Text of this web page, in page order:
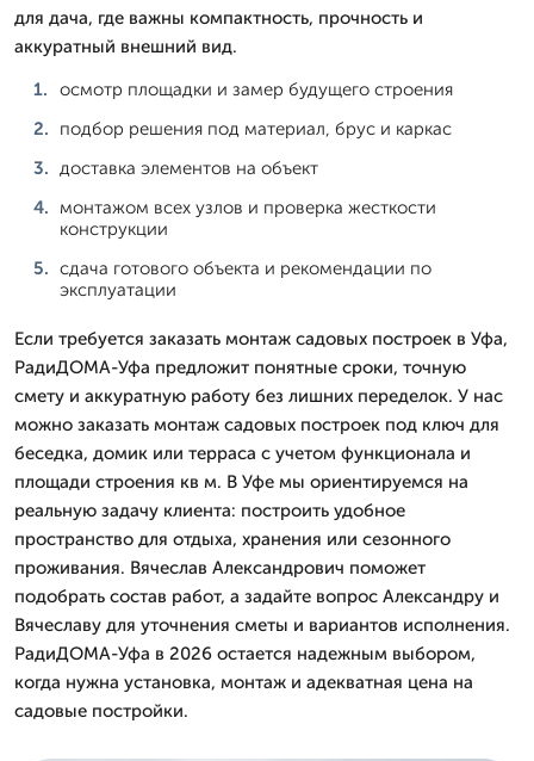
для дача, где важны компактность, прочность и
аккуратный внешний вид.
осмотр площадки и замер будущего строения
подбор решения под материал, брус и каркас
доставка элементов на объект
монтажом всех узлов и проверка жесткости
конструкции
сдача готового объекта и рекомендации по
эксплуатации
Если требуется заказать монтаж садовых построек в Уфа,
РадиДОМА-Уфа предложит понятные сроки, точную
смету и аккуратную работу без лишних переделок. У нас
можно заказать монтаж садовых построек под ключ для
беседка, домик или терраса с учетом функционала и
площади строения кв м. В Уфе мы ориентируемся на
реальную задачу клиента: построить удобное
пространство для отдыха, хранения или сезонного
проживания. Вячеслав Александрович поможет
подобрать состав работ, а задайте вопрос Александру и
Вячеславу для уточнения сметы и вариантов исполнения.
РадиДОМА-Уфа в 2026 остается надежным выбором,
когда нужна установка, монтаж и адекватная цена на
садовые постройки.